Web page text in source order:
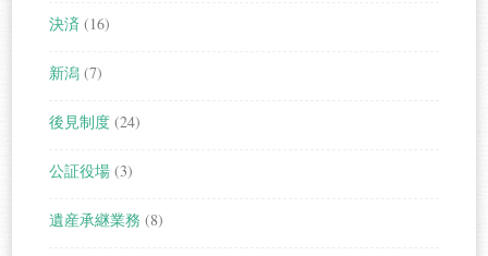
決済 (16)
新潟 (7)
後見制度 (24)
公証役場 (3)
遺産承継業務 (8)